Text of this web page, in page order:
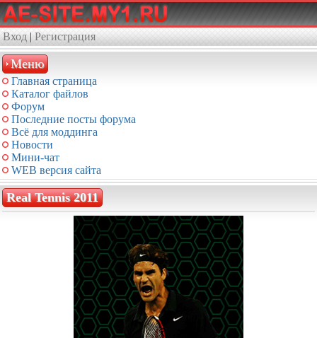
Вход | Регистрация
Меню
Главная страница
Каталог файлов
Форум
Последние посты форума
Всё для моддинга
Новости
Мини-чат
WEB версия сайта
Real Tennis 2011